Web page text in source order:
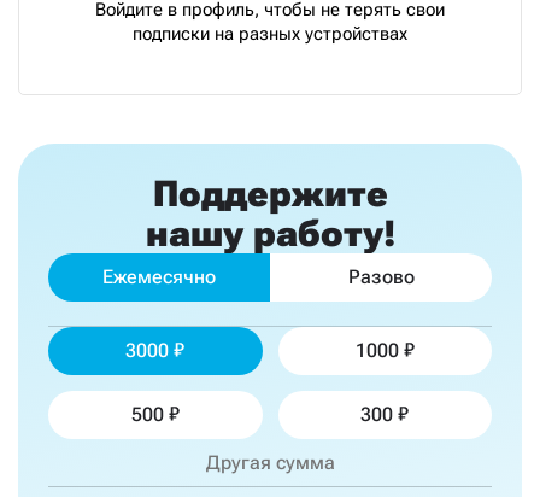
Войдите в профиль, чтобы не терять свои
подписки на разных устройствах
Поддержите
нашу работу!
Ежемесячно Разово
3000 1000
500 300